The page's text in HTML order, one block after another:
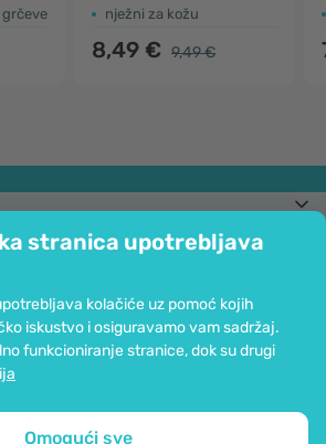
stranica upotrebljava
kolačiće uz pomoć kojih
iskustvo i osiguravamo vam sadržaj.
funkcioniranje stranice, dok su drugi
Omogući sve
nježni za kožu
8,49 € 9,49 €
Osigurana zaštita osobnih podataka preko